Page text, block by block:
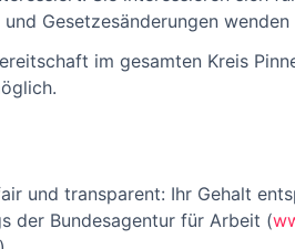
und Gesetzesänderungen
im gesamten Kreis
und transparent: Ihr Gehalt
der Bundesagentur für Arbeit (